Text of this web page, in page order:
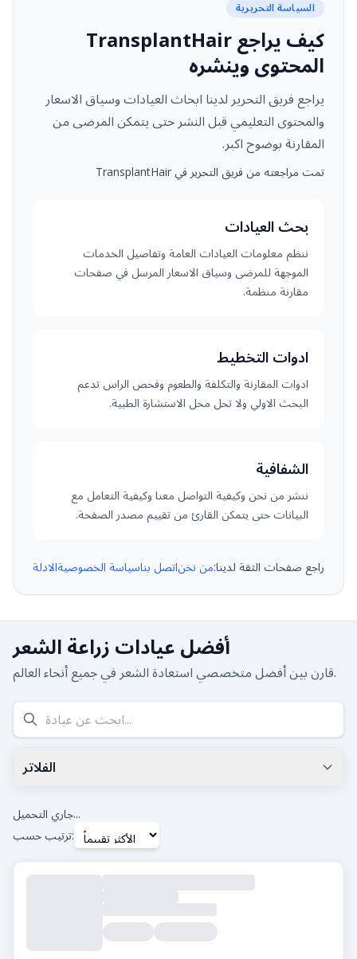
السياسة التحريرية
كيف يراجع TransplantHair
المحتوى وينشره
يراجع فريق التحرير لدينا ابحاث العيادات وسياق الاسعار
والمحتوى التعليمي قبل النشر حتى يتمكن المرضى من
المقارنة بوضوح اكبر.
تمت مراجعته من فريق التحرير في TransplantHair
بحث العيادات
ننظم معلومات العيادات العامة وتفاصيل الخدمات
الموجهة للمرضى وسياق الاسعار المرسل في صفحات
مقارنة منظمة.
ادوات التخطيط
ادوات المقارنة والتكلفة والطعوم وفحص الراس تدعم
البحث الاولي ولا تحل محل الاستشارة الطبية.
الشفافية
ننشر من نحن وكيفية التواصل معنا وكيفية التعامل مع
البيانات حتى يتمكن القارئ من تقييم مصدر الصفحة.
راجع صفحات الثقة لدينا:من نحناتصل بناسياسة الخصوصيةالادلة
أفضل عيادات زراعة الشعر
قارن بين أفضل متخصصي استعادة الشعر في جميع أنحاء العالم.
الفلاتر
العلامات
Hair Transplant for Women
جاري التحميل...
ترتيب حسب: